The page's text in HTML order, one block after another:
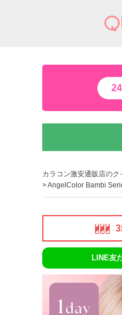
カラコン激安通販店のク
AngelColor Bambi
LINE友